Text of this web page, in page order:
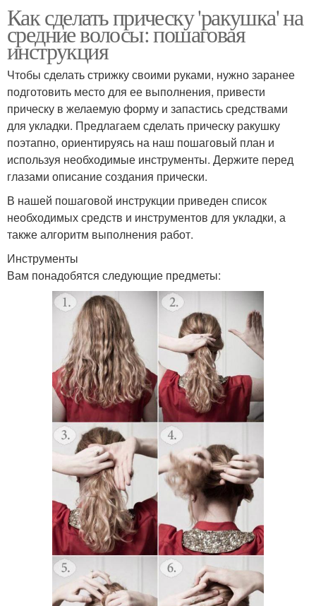
Как сделать прическу 'ракушка' на
средние волосы: пошаговая
инструкция
Чтобы сделать стрижку своими руками, нужно заранее
подготовить место для ее выполнения, привести
прическу в желаемую форму и запастись средствами
для укладки. Предлагаем сделать прическу ракушку
поэтапно, ориентируясь на наш пошаговый план и
используя необходимые инструменты. Держите перед
глазами описание создания прически.
В нашей пошаговой инструкции приведен список
необходимых средств и инструментов для укладки, а
также алгоритм выполнения работ.
Инструменты
Вам понадобятся следующие предметы: